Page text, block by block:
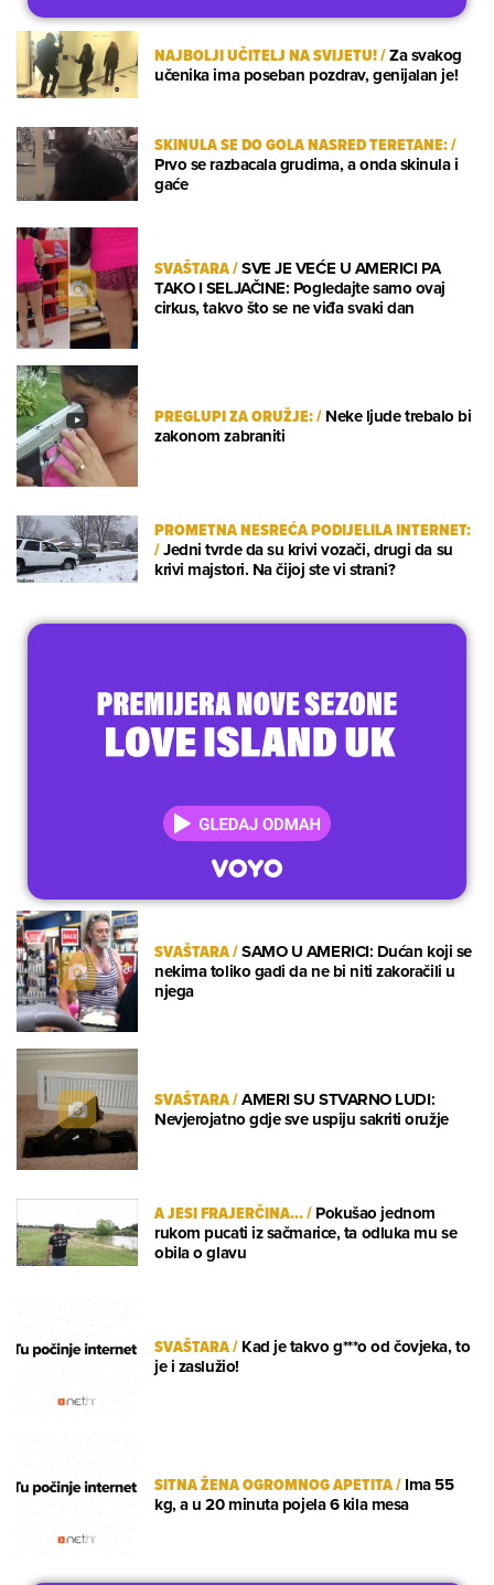
NAJBOLJI UČITELJ NA SVIJETU!/Za svakog
učenika ima poseban pozdrav, genijalan je!
SKINULA SE DO GOLA NASRED TERETANE:/
Prvo se razbacala grudima, a onda skinula i
gaće
SVAŠTARA/SVE JE VEĆE U AMERICI PA
TAKO I SELJAČINE: Pogledajte samo ovaj
cirkus, takvo što se ne viđa svaki dan
PREGLUPI ZA ORUŽJE:/Neke ljude trebalo bi
zakonom zabraniti
PROMETNA NESREĆA PODIJELILA INTERNET:
/Jedni tvrde da su krivi vozači, drugi da su
krivi majstori. Na čijoj ste vi strani?
SVAŠTARA/SAMO U AMERICI: Dućan koji se
nekima toliko gadi da ne bi niti zakoračili u
njega
SVAŠTARA/AMERI SU STVARNO LUDI:
Nevjerojatno gdje sve uspiju sakriti oružje
A JESI FRAJERČINA.../Pokušao jednom
rukom pucati iz sačmarice, ta odluka mu se
obila o glavu
SVAŠTARA/Kad je takvo g***o od čovjeka, to
je i zaslužio!
SITNA ŽENA OGROMNOG APETITA/Ima 55
kg, a u 20 minuta pojela 6 kila mesa